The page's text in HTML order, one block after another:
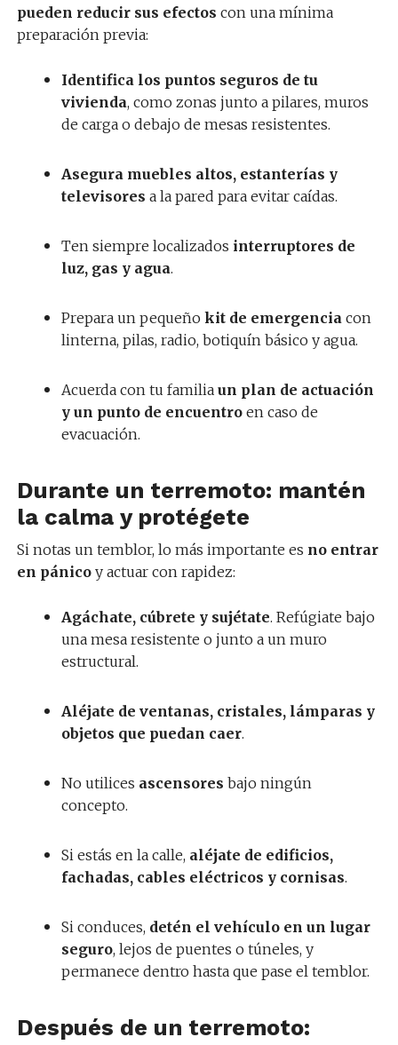
pueden reducir sus efectos con una mínima
preparación previa:
Identifica los puntos seguros de tu
vivienda, como zonas junto a pilares, muros
de carga o debajo de mesas resistentes.
Asegura muebles altos, estanterías y
televisores a la pared para evitar caídas.
Ten siempre localizados interruptores de
luz, gas y agua.
Prepara un pequeño kit de emergencia con
linterna, pilas, radio, botiquín básico y agua.
Acuerda con tu familia un plan de actuación
y un punto de encuentroen caso de
evacuación.
Durante un terremoto: mantén
la calma y protégete
Si notas un temblor, lo más importante es no entrar
en pánicoy actuar con rapidez:
Agáchate, cúbrete y sujétate. Refúgiate bajo
una mesa resistente o junto a un muro
estructural.
Aléjate de ventanas, cristales, lámparas y
objetos que puedan caer.
No utilices ascensores bajo ningún
concepto.
Si estás en la calle, aléjate de edificios,
fachadas, cables eléctricos y cornisas.
Si conduces, detén el vehículo en un lugar
seguro, lejos de puentes o túneles, y
permanece dentro hasta que pase el temblor.
Después de un terremoto: